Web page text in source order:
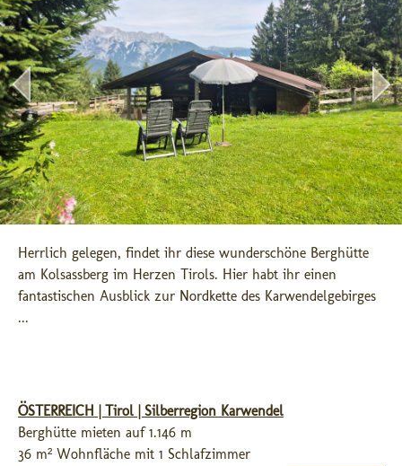
Herrlich gelegen, findet ihr diese wunderschöne Berghütte
am Kolsassberg im Herzen Tirols. Hier habt ihr einen
fantastischen Ausblick zur Nordkette des Karwendelgebirges
...
ÖSTERREICH | Tirol | Silberregion Karwendel
Berghütte mieten auf 1.146 m
36 m² Wohnfläche mit 1 Schlafzimmer